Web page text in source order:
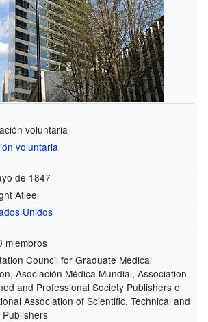
voluntaria
voluntaria
de 1847
Atlee
Unidos
miembros
Council for Graduate Medical
Asociación Médica Mundial, Association
and Professional Society Publishers e
Association of Scientific, Technical and
Publishers